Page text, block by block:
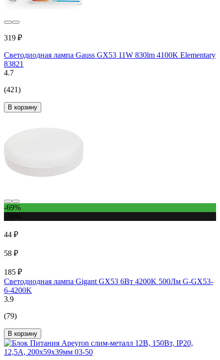
319 ₽
Светодиодная лампа Gauss GX53 11W 830lm 4100K Elementary
83821
4.7
(421)
В корзину
-69%
44 ₽
58 ₽
185 ₽
Светодиодная лампа Gigant GX53 6Вт 4200K 500Лм G-GX53-
6-4200K
3.9
(79)
В корзину